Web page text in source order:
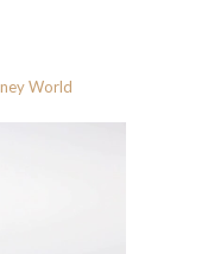
World